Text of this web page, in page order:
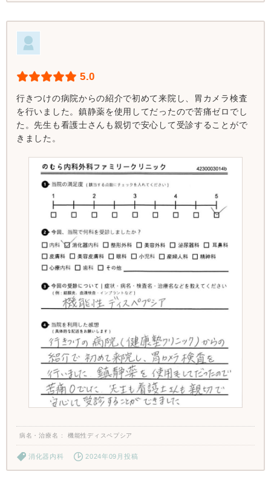
5.0
行きつけの病院からの紹介で初めて来院し、胃カメラ検査
を行いました。鎮静薬を使用してだったので苦痛ゼロでし
た。先生も看護士さんも親切で安心して受診することがで
きました。
病名・治療名 機能性ディスペプシア
消化器内科 2024年09月投稿